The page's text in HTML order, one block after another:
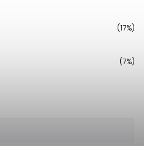
(17%)
(7%)